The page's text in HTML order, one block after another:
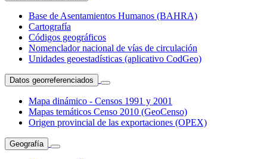
Base de Asentamientos Humanos (BAHRA)
Cartografía
Códigos geográficos
Nomenclador nacional de vías de circulación
Unidades geoestadísticas (aplicativo CodGeo)
Datos georreferenciados
Mapa dinámico - Censos 1991 y 2001
Mapas temáticos Censo 2010 (GeoCenso)
Origen provincial de las exportaciones (OPEX)
Geografía